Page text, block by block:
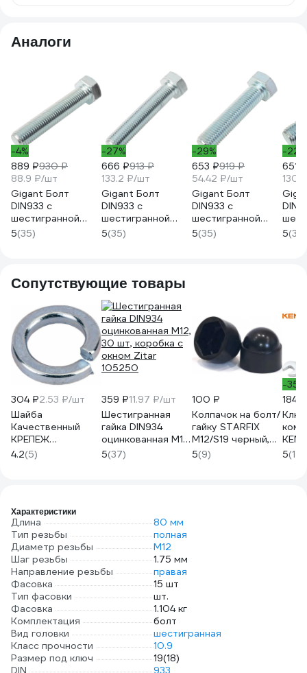
Аналоги
-4%
889 ₽930 ₽
88.9 ₽/шт
Gigant Болт
DIN933 с
шестигранной
головкой оцинк.
М16x80 10 шт
5(35)
-27%
666 ₽913 ₽
133.2 ₽/шт
Gigant Болт
DIN933 с
шестигранной
головкой оцинк.
М20x100 5 шт
5(35)
-29%
653 ₽919 ₽
54.42 ₽/шт
Gigant Болт
DIN933 с
шестигранной
головкой оцинк.
М16x70 12 шт
5(35)
-22%
651 ₽
5(35)
Сопутствующие товары
304 ₽2.53 ₽/шт
Шайба
Качественный
КРЕПЕЖ
гроверная DIN 127
М12, 120 шт
4.2(5)
359 ₽11.97 ₽/шт
Шестигранная
гайка DIN934
оцинкованная М12,
30 шт, коробка с
окном Zitar
5(37)
100 ₽
Колпачок на болт/
гайку STARFIX
М12/S19 черный,
10 шт. в зип-локе
SMZ2-52118-10
5(9)
-35%
184 ₽
Ключ
5
Характеристики
Длина
80 мм
Тип резьбы
полная
Диаметр резьбы
М12
Шаг резьбы
1.75 мм
Направление резьбы
правая
Фасовка
15 шт
Тип фасовки
шт.
Фасовка
1.104 кг
Комплектация
болт
Вид головки
шестигранная
Класс прочности
10.9
Размер под ключ
19(18)
DIN
933